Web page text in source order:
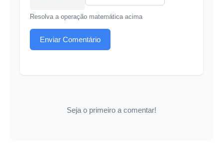
Resolva a operação matemática acima
Enviar Comentário
Seja o primeiro a comentar!